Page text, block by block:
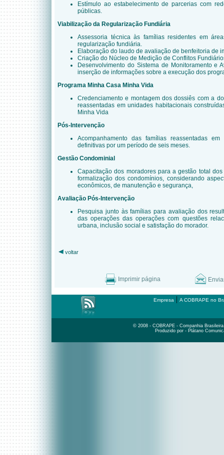
Estímulo ao estabelecimento de parcerias com
públicas.
Viabilização da Regularização Fundiária
Assessoria técnica às famílias residentes em
regularização fundiária.
Elaboração do laudo de avaliação de benfeitoria de
Criação do Núcleo de Medição de Conflitos
Desenvolvimento do Sistema de Monitoramento e
inserção de informações sobre a execução dos
Programa Minha Casa Minha Vida
Credenciamento e montagem dos dossiês com a
reassentadas em unidades habitacionais
Minha Vida
Pós-Intervenção
Acompanhamento das famílias reassentadas
definitivas por um período de seis meses.
Gestão Condominial
Capacitação dos moradores para a gestão total
formalização dos condomínios, considerando
econômicos, de manutenção e segurança,
Avaliação Pós-Intervenção
Pesquisa junto às famílias para avaliação dos
das operações das operações com questões
urbana, inclusão social e satisfação do morador.
voltar
Imprimir página
Empresa | A COBRAPE no
© 2008 - COBRAPE - Companhia
Produzido por - Plátano